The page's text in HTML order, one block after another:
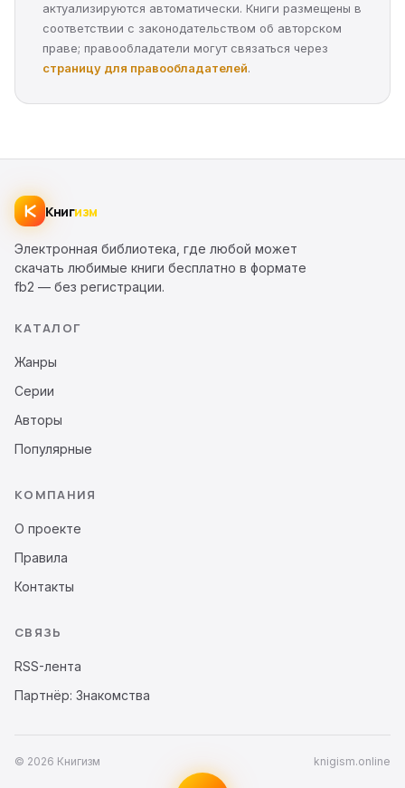
актуализируются автоматически. Книги размещены в
соответствии с законодательством об авторском
праве; правообладатели могут связаться через
страницу для правообладателей.
Книгизм
Электронная библиотека, где любой может
скачать любимые книги бесплатно в формате
fb2 — без регистрации.
КАТАЛОГ
Жанры
Серии
Авторы
Популярные
КОМПАНИЯ
О проекте
Правила
Контакты
СВЯЗЬ
RSS-лента
Партнёр: Знакомства
© 2026 Книгизм knigism.online